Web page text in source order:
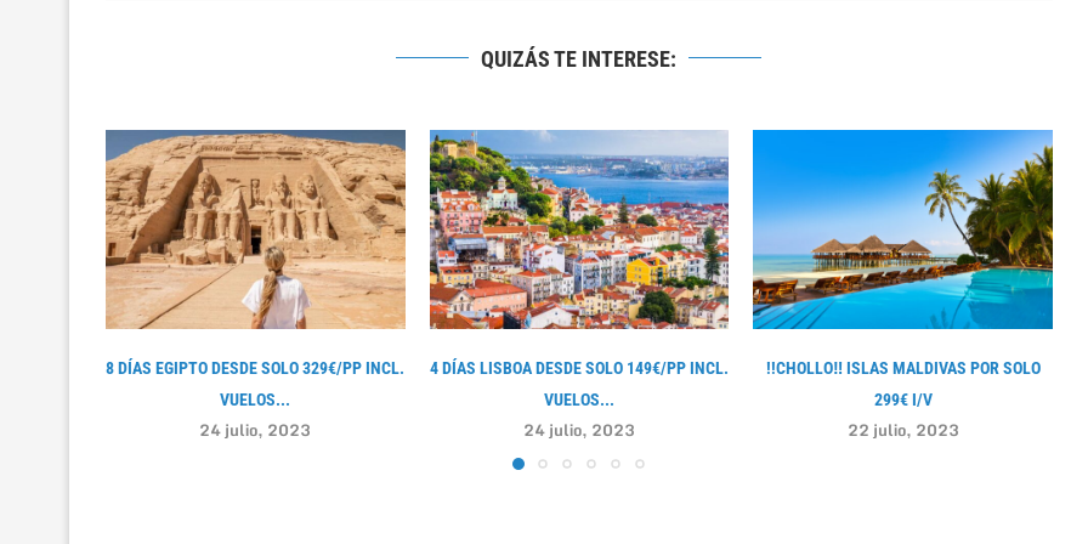
QUIZÁS TE INTERESE:
8 DÍAS EGIPTO DESDE SOLO 329€/PP INCL.
VUELOS...
24 julio, 2023
4 DÍAS LISBOA DESDE SOLO 149€/PP INCL.
VUELOS...
24 julio, 2023
!!CHOLLO‼ ISLAS MALDIVAS POR SOLO
299€ I/V
22 julio, 2023